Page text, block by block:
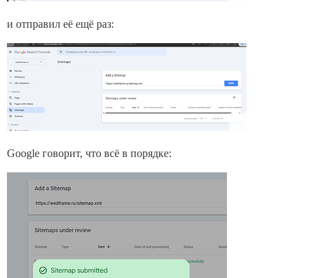
и отправил её ещё раз:
Google говорит, что всё в порядке: